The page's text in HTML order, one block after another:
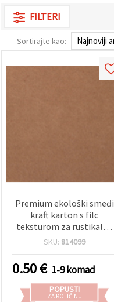
uz pomoć
naših
analitiku i
marketing.
Možete
vrste
kolačića i
klikom na
gumb
Prihvati
sve
FILTERI
Sortirajte kao:
Premium ekološki smeđi
kraft karton s filc
teksturom za rustikalne
rukotvorine,
SKU: 814099
0.50€ 1-9 komad
POPUSTI
ZA KOLIČINU